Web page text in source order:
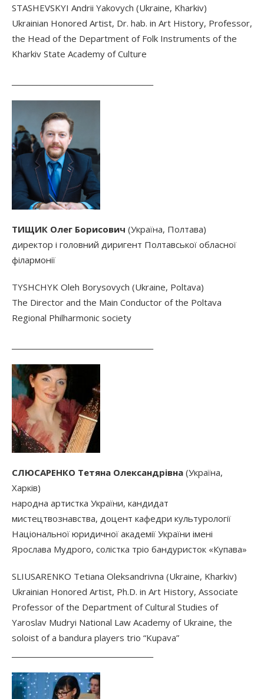
STASHEVSKYI Andrii Yakovych (Ukraine, Kharkiv)
Ukrainian Honored Artist, Dr. hab. in Art History, Professor,
the Head of the Department of Folk Instruments of the
Kharkiv State Academy of Culture
ТИЩИК Олег Борисович (Україна, Полтава)
директор і головний диригент Полтавської обласної
філармонії
TYSHCHYK Oleh Borysovych (Ukraine, Poltava)
The Director and the Main Conductor of the Poltava
Regional Philharmonic society
СЛЮСАРЕНКО Тетяна Олександрівна (Україна,
Харків)
народна артистка України, кандидат
мистецтвознавства, доцент кафедри культурології
Національної юридичної академії України імені
Ярослава Мудрого, солістка тріо бандуристок «Купава»
SLIUSARENKO Tetiana Oleksandrivna (Ukraine, Kharkiv)
Ukrainian Honored Artist, Ph.D. in Art History, Associate
Professor of the Department of Cultural Studies of
Yaroslav Mudryi National Law Academy of Ukraine, the
soloist of a bandura players trio “Kupava”